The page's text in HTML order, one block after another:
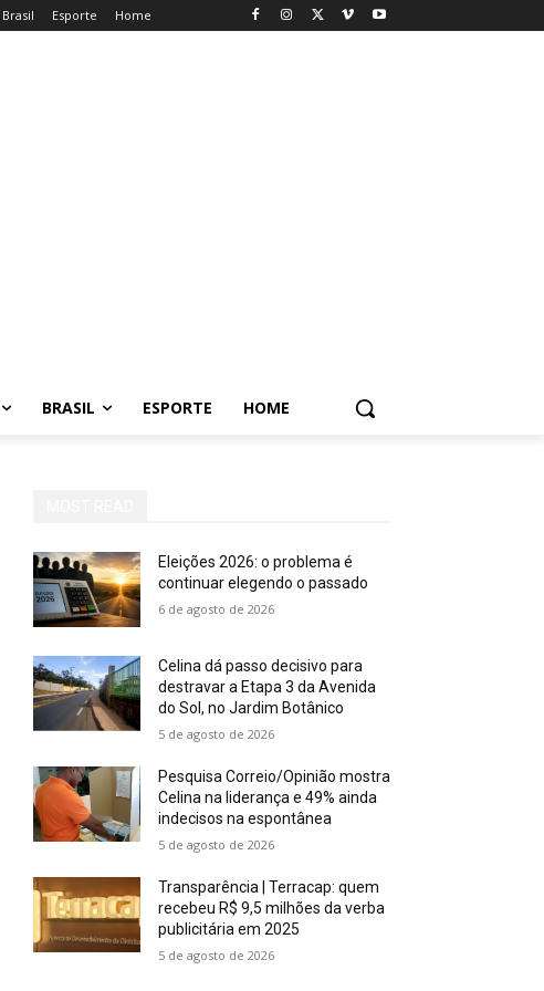
Brasil Esporte Home
BRASIL ESPORTE HOME
Eleições 2026: o problema é
continuar elegendo o passado
6 de agosto de 2026
Celina dá passo decisivo para
destravar a Etapa 3 da Avenida
do Sol, no Jardim Botânico
5 de agosto de 2026
Pesquisa Correio/Opinião mostra
Celina na liderança e 49% ainda
indecisos na espontânea
5 de agosto de 2026
Transparência | Terracap: quem
recebeu R$ 9,5 milhões da verba
publicitária em 2025
5 de agosto de 2026